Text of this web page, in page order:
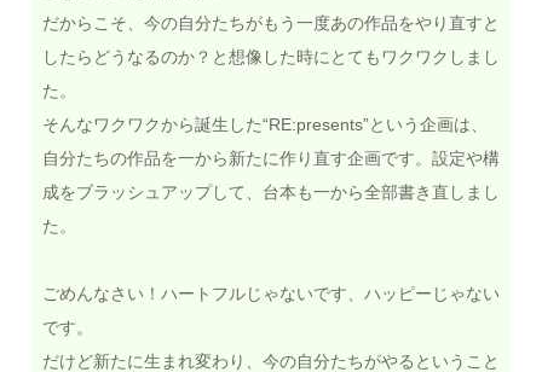
だからこそ、今の自分たちがもう一度あの作品をやり直すと
したらどうなるのか？と想像した時にとてもワクワクしまし
た。
そんなワクワクから誕生した“RE:presents”という企画は、
自分たちの作品を一から新たに作り直す企画です。設定や構
成をブラッシュアップして、台本も一から全部書き直しまし
た。
ごめんなさい！ハートフルじゃないです、ハッピーじゃない
です。
だけど新たに生まれ変わり、今の自分たちがやるということ